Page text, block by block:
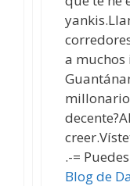
a muchos
.-=
Blog de